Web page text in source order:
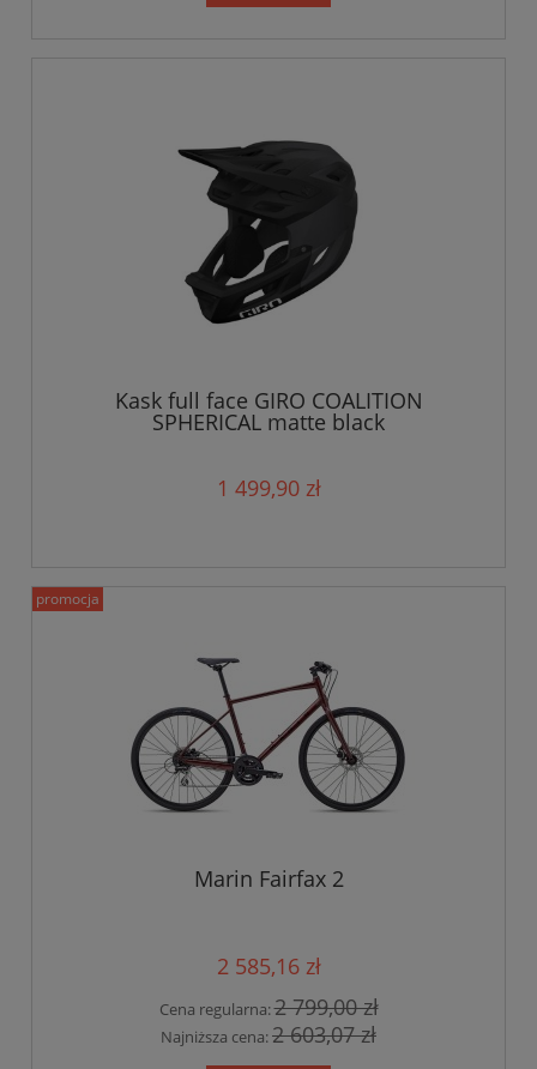
Kask full face GIRO COALITION
SPHERICAL matte black
1 499,90 zł
Marin Fairfax 2
2 585,16 zł
Cena regularna:2 799,00 zł
Najniższa cena:2 603,07 zł
promocja